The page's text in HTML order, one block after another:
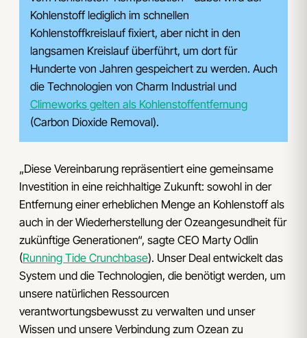
Kohlenstoff lediglich im schnellen
Kohlenstoffkreislauf fixiert, aber nicht in den
langsamen Kreislauf überführt, um dort für
Hunderte von Jahren gespeichert zu werden. Auch
die Technologien von Charm Industrial und
Climeworks gelten als Kohlenstoffentfernung
(Carbon Dioxide Removal).
„Diese Vereinbarung repräsentiert eine gemeinsame
Investition in eine reichhaltige Zukunft: sowohl in der
Entfernung einer erheblichen Menge an Kohlenstoff als
auch in der Wiederherstellung der Ozeangesundheit für
zukünftige Generationen“, sagte CEO Marty Odlin
(Running Tide Crunchbase). Unser Deal entwickelt das
System und die Technologien, die benötigt werden, um
unsere natürlichen Ressourcen
verantwortungsbewusst zu verwalten und unser
Wissen und unsere Verbindung zum Ozean zu